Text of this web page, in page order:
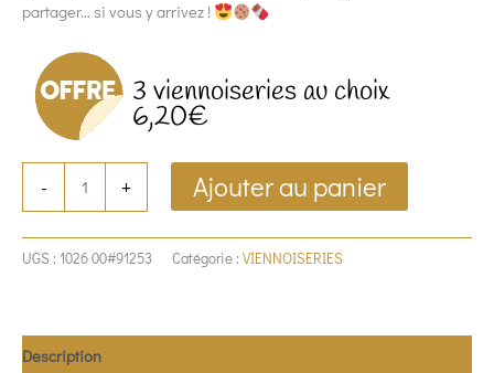
partager… si vous y arrivez !
3 viennoiseries au choix
6,20€
- + Ajouter au panier
UGS : 1026 00#91253 Catégorie : VIENNOISERIES
Description